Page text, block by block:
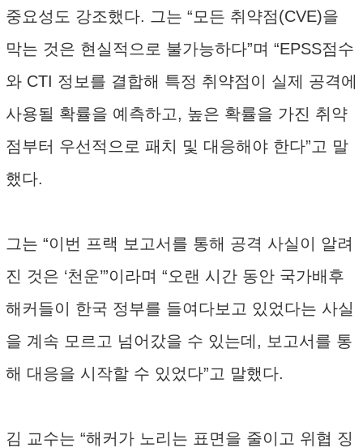
중요성도 강조했다. 그는 “모든 취약점(CVE)을
막는 것은 현실적으로 불가능하다”며 “EPSS점수
와 CTI 정보를 결합해 특정 취약점이 실제 공격에
사용될 확률을 예측하고, 높은 확률을 가진 취약
점부터 우선적으로 패치 및 대응해야 한다”고 말
했다.
그는 “이번 프랙 보고서를 통해 공격 사실이 알려
진 것은 ‘천운’”이라며 “오랜 시간 동안 국가배후
해커들이 한국 정부를 들여다보고 있었다는 사실
을 계속 모르고 넘어갔을 수 있는데, 보고서를 통
해 대응을 시작할 수 있었다”고 말했다.
김 교수는 “해커가 노리는 표면을 줄이고 위협 징